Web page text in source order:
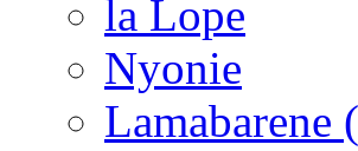
la Lope
Nyonie
Lamabarene